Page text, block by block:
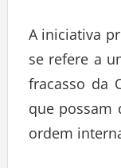
A iniciativa
se refere a
fracasso da
que possam
ordem